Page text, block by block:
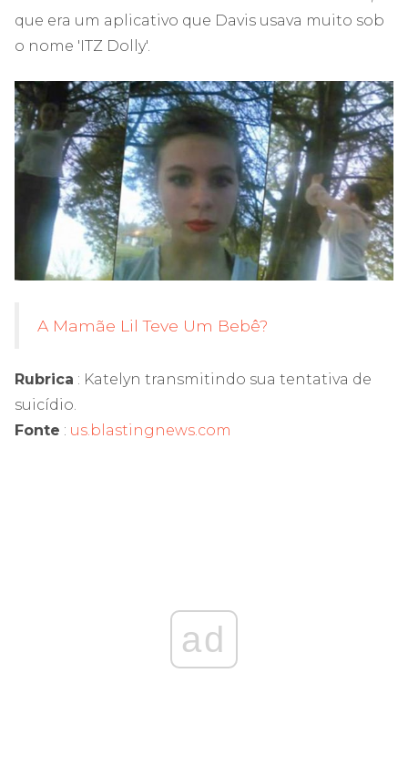
que era um aplicativo que Davis usava muito sob
o nome 'ITZ Dolly'.
A Mamãe Lil Teve Um Bebê?
Rubrica : Katelyn transmitindo sua tentativa de
suicídio.
Fonte : us.blastingnews.com
ad